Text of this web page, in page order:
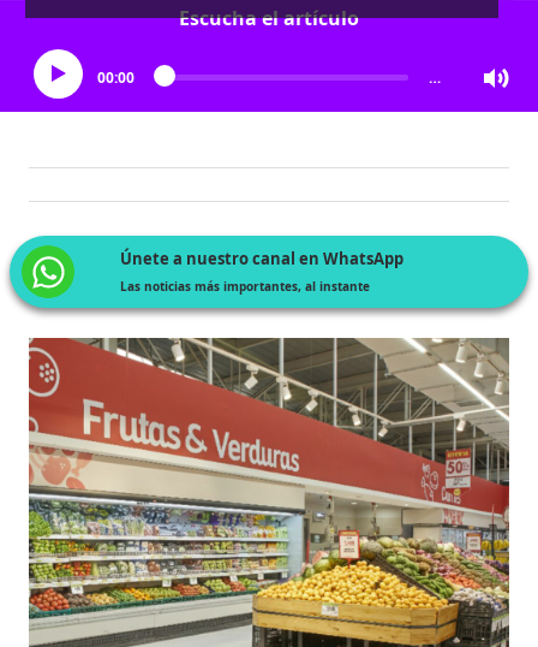
Escucha el artículo
00:00 …
Únete a nuestro canal en WhatsApp
Las noticias más importantes, al instante